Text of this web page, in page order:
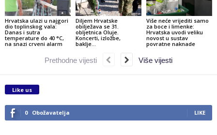
Hrvatska ulazi u najgori
dio toplinskog vala:
Danas i sutra
temperature do 40 °C,
na snazi crveni alarm
Diljem Hrvatske
obilježava se 31.
obljetnica Oluje.
Koncerti, izložbe,
baklje…
Više neće vrijediti samo
za boce i limenke:
Hrvatska uvodi veliku
novost u sustav
povratne naknade
Prethodne vijesti Više vijesti
Like us
0 Obožavatelja LIKE